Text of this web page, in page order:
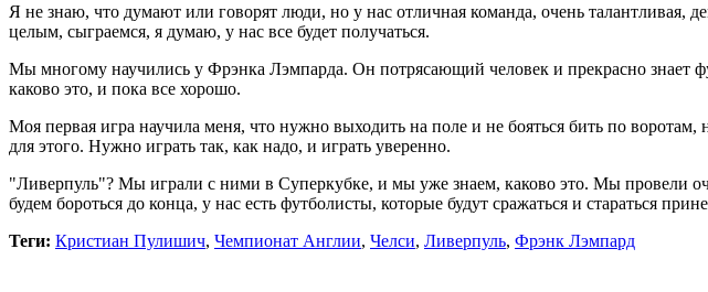
Я не знаю, что думают или говорят люди, но у нас отличная команда, очень
целым, сыграемся, я думаю, у нас все будет получаться.
Мы многому научились у Фрэнка Лэмпарда. Он потрясающий человек и прекрасно знает
каково это, и пока все хорошо.
Моя первая игра научила меня, что нужно выходить на поле и не бояться бить по
для этого. Нужно играть так, как надо, и играть уверенно.
"Ливерпуль"? Мы играли с ними в Суперкубке, и мы уже знаем, каково это. Мы провели
будем бороться до конца, у нас есть футболисты, которые будут сражаться и стараться
Теги: Кристиан Пулишич, Чемпионат Англии, Челси, Ливерпуль, Фрэнк Лэмпард